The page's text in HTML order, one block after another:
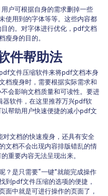
户可根据自身的需求删掉一些
使用到的字体等等。这些内容都
的。对字体进行优化，pdf文档
瘦身的目的。
件帮助法
文件压缩软件来将pdf文档本身
档瘦身时，需要根据实际需求和
会影响文档质量和可读性。要进
软件，在这里推荐万兴pdf软
帮助用户快速便捷的减小pdf文
文档的快速瘦身，还具有安全
文档不会出现内容排版错乱的情
重要内容无法呈现出来。
？是只需要“一键”就能完成操作
到pdf文件压缩的选项的便捷，
面中就是可进行操作的页面了，